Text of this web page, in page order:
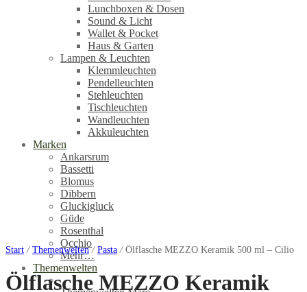
Lunchboxen & Dosen
Sound & Licht
Wallet & Pocket
Haus & Garten
Lampen & Leuchten
Klemmleuchten
Pendelleuchten
Stehleuchten
Tischleuchten
Wandleuchten
Akkuleuchten
Marken
Ankarsrum
Bassetti
Blomus
Dibbern
Gluckigluck
Güde
Rosenthal
Occhio
Mehr…
Themenwelten
Start / Themenwelten / Pasta /Ölflasche MEZZO Keramik 500 ml – Cilio
Ölflasche MEZZO Keramik